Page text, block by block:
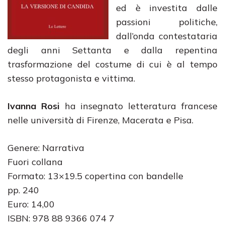
ed è investita dalle
passioni politiche,
dall’onda contestataria
degli anni Settanta e dalla repentina
trasformazione del costume di cui è al tempo
stesso protagonista e vittima.
Ivanna Rosi ha insegnato letteratura francese
nelle università di Firenze, Macerata e Pisa.
Genere: Narrativa
Fuori collana
Formato: 13×19.5 copertina con bandelle
pp. 240
Euro: 14,00
ISBN: 978 88 9366 074 7